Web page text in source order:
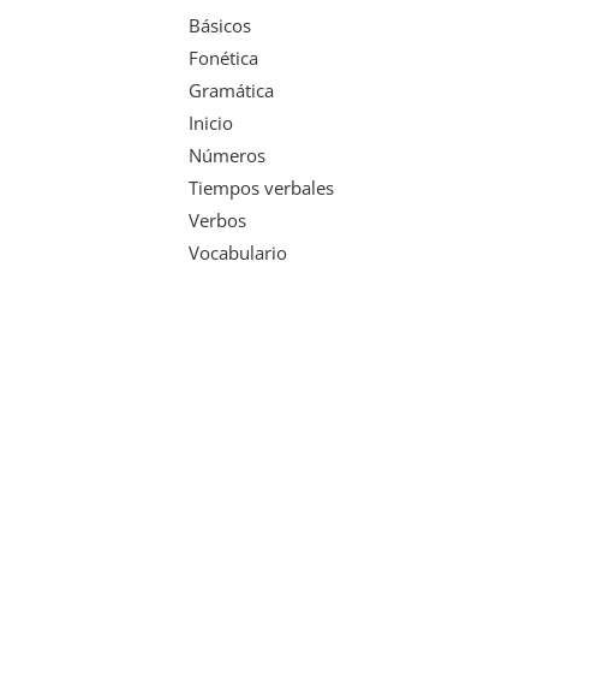
Básicos
Fonética
Gramática
Inicio
Números
Tiempos verbales
Verbos
Vocabulario